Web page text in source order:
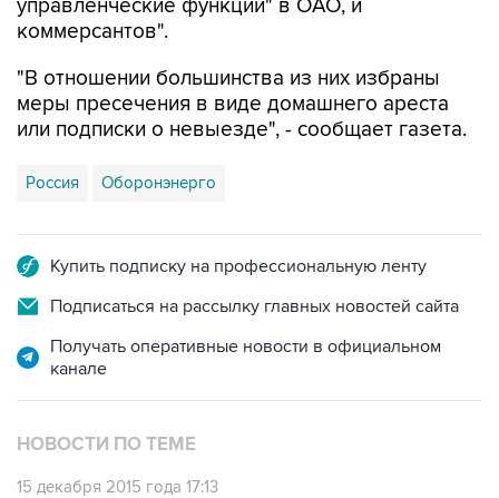
управленческие функции" в ОАО, и
коммерсантов".
"В отношении большинства из них избраны
меры пресечения в виде домашнего ареста
или подписки о невыезде", - сообщает газета.
Россия Оборонэнерго
Купить подписку на профессиональную ленту
Подписаться на рассылку главных новостей сайта
Получать оперативные новости в официальном
канале
НОВОСТИ ПО ТЕМЕ
15 декабря 2015 года 17:13